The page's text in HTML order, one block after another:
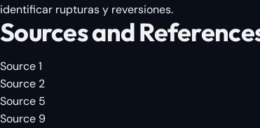
identificar rupturas y reversiones.
Sources and
Source 1
Source 2
Source 5
Source 9